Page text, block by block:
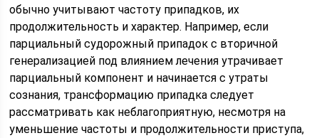
обычно учитывают частоту припадков, их
продолжительность и характер. Например, если
парциальный судорожный припадок с вторичной
генерализацией под влиянием лечения утрачивает
парциальный компонент и начинается с утраты
сознания, трансформацию припадка следует
рассматривать как неблагоприятную, несмотря на
уменьшение частоты и продолжительности приступа,